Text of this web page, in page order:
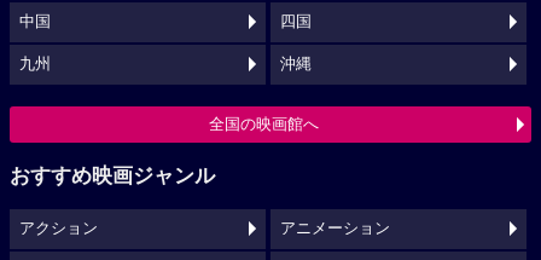
中国 四国
九州 沖縄
全国の映画館へ
おすすめ映画ジャンル
アクション アニメーション